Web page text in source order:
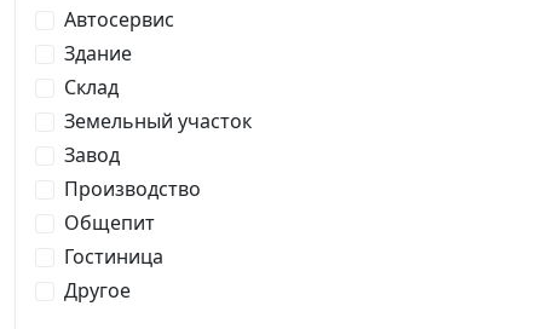
Автосервис
Здание
Склад
Земельный участок
Завод
Производство
Общепит
Гостиница
Другое